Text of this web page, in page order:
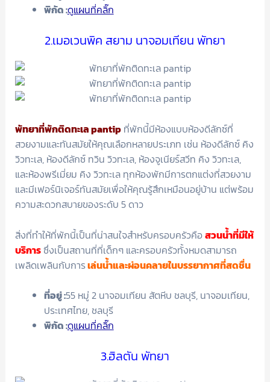
พิกัด :ดูแผนที่คลิ๊ก
2.เมอเวนพิค สยาม นาจอมเทียน พัทยา
พัทยาที่พักติดทะเล pantip ที่พักนี้มีห้องแบบห้องดีลักซ์ที่
สวยงามและทันสมัยให้คุณเลือกหลายประเภท เช่น ห้องดีลักซ์ คิง
วิวทะเล, ห้องดีลักซ์ ทวิน วิวทะเล, ห้องจูเนียร์สวีท คิง วิวทะเล,
และห้องพรีเมี่ยม คิง วิวทะเล ทุกห้องพักมีการตกแต่งที่สวยงาม
และมีเฟอร์นิเจอร์ทันสมัยเพื่อให้คุณรู้สึกเหมือนอยู่บ้าน แต่พร้อม
ความสะดวกสบายของระดับ 5 ดาว
สิ่งที่ทำให้ที่พักนี้เป็นที่น่าสนใจสำหรับครอบครัวคือสวนน้ำที่มีให้
บริการซึ่งเป็นสถานที่ที่เด็กๆ และครอบครัวทั้งหมดสามารถ
เพลิดเพลินกับการเล่นน้ำและผ่อนคลายในบรรยากาศที่สดชื่น
ที่อยู่ :55 หมู่ 2 นาจอมเทียน สัตหีบ ชลบุรี, นาจอมเทียน,
ประเทศไทย, ชลบุรี
พิกัด :ดูแผนที่คลิ๊ก
3.ฮิลตัน พัทยา